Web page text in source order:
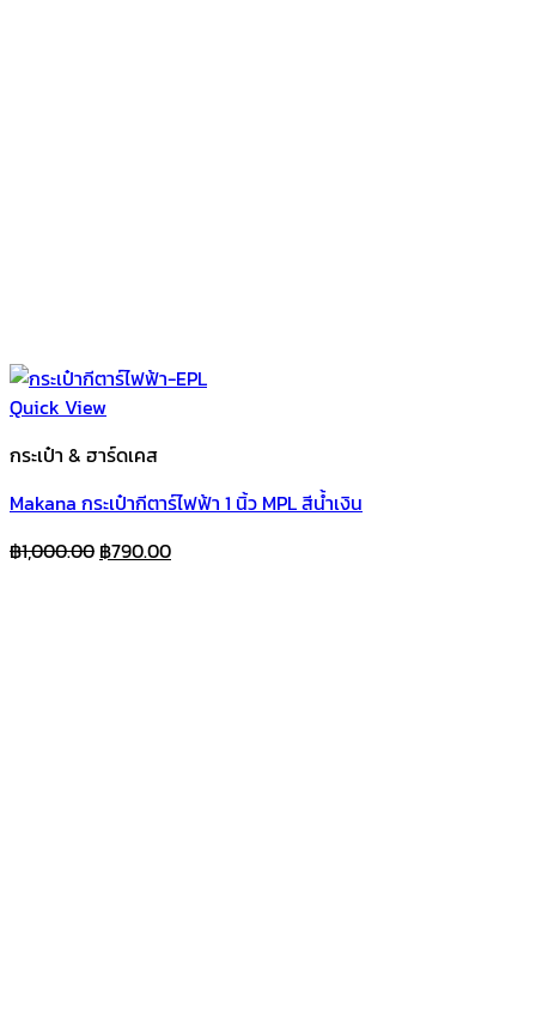
Quick View
กระเป๋า & ฮาร์ดเคส
Makana กระเป๋ากีตาร์ไฟฟ้า 1 นิ้ว MPL สีน้ำเงิน
฿1,000.00 Original
฿790.00Current